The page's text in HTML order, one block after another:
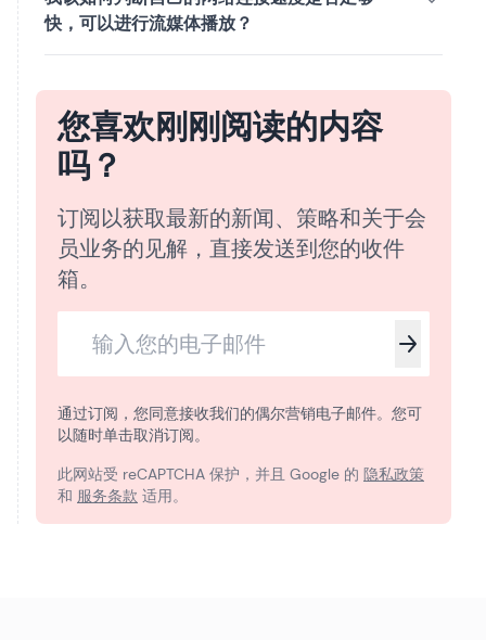
快，可以进行流媒体播放？
您喜欢刚刚阅读的内容
吗？
订阅以获取最新的新闻、策略和关于会
员业务的见解，直接发送到您的收件
箱。
通过订阅，您同意接收我们的偶尔营销电子邮件。您可
以随时单击取消订阅。
此网站受 reCAPTCHA 保护，并且 Google 的 隐私政策
和 服务条款 适用。